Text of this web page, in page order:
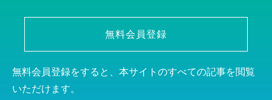
無料会員登録
無料会員登録をすると、本サイトのすべての記事を閲覧
いただけます。